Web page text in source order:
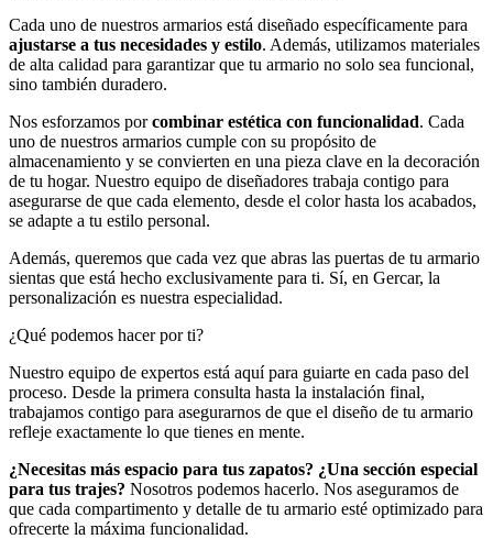
Cada uno de nuestros armarios está diseñado específicamente para
ajustarse a tus necesidades y estilo. Además, utilizamos materiales
de alta calidad para garantizar que tu armario no solo sea funcional,
sino también duradero.
Nos esforzamos porcombinar estética con funcionalidad. Cada
uno de nuestros armarios cumple con su propósito de
almacenamiento y se convierten en una pieza clave en la decoración
de tu hogar. Nuestro equipo de diseñadores trabaja contigo para
asegurarse de que cada elemento, desde el color hasta los acabados,
se adapte a tu estilo personal.
Además, queremos que cada vez que abras las puertas de tu armario
sientas que está hecho exclusivamente para ti. Sí, en Gercar, la
personalización es nuestra especialidad.
¿Qué podemos hacer por ti?
Nuestro equipo de expertos está aquí para guiarte en cada paso del
proceso. Desde la primera consulta hasta la instalación final,
trabajamos contigo para asegurarnos de que el diseño de tu armario
refleje exactamente lo que tienes en mente.
¿Necesitas más espacio para tus zapatos? ¿Una sección especial
para tus trajes? Nosotros podemos hacerlo. Nos aseguramos de
que cada compartimento y detalle de tu armario esté optimizado para
ofrecerte la máxima funcionalidad.